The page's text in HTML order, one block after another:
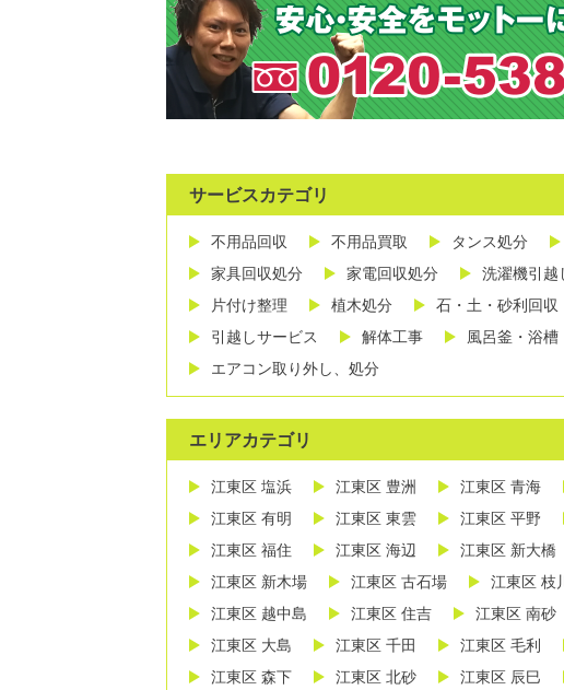
サービスカテゴリ
不用品回収 不用品買取 タンス処分
家具回収処分
家電回収処分 洗濯機引越
片付け整理
植木処分 石・土・砂利回収
引越しサービス
解体工事 風呂釜・浴
エアコン取り外し、処分
エリアカテゴリ
江東区 塩浜 江東区 豊洲 江東区 青海
江東区 有明
江東区 東雲 江東区 平野
江東区 福住
江東区 海辺 江東区 新大橋
江東区 新木場
江東区 古石場 江東区 枝川
江東区 越中島
江東区 住吉 江東区 南砂
江東区 大島
江東区 千田 江東区 毛利
江東区 森下
江東区 北砂 江東区 辰巳